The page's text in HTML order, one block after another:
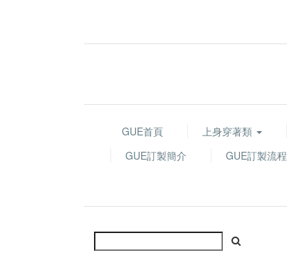
GUE首頁 上身穿著類
GUE訂製簡介
GUE訂製流程